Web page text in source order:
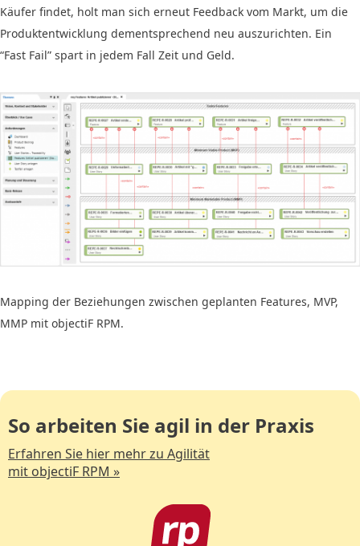
Käufer findet, holt man sich erneut Feedback vom Markt, um die
Produktentwicklung dementsprechend neu auszurichten. Ein
“Fast Fail” spart in jedem Fall Zeit und Geld.
Mapping der Beziehungen zwischen geplanten Features, MVP,
MMP mit objectiF RPM.
So arbeiten Sie agil in der Praxis
Erfahren Sie hier mehr zu Agilität
mit objectiF RPM »